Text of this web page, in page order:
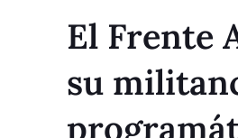
El Frente
su